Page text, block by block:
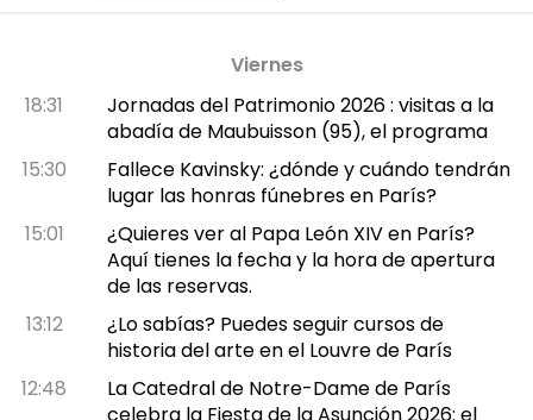
Viernes
18:31
Jornadas del Patrimonio 2026 : visitas a la
abadía de Maubuisson (95), el programa
15:30
Fallece Kavinsky: ¿dónde y cuándo tendrán
lugar las honras fúnebres en París?
15:01
¿Quieres ver al Papa León XIV en París?
Aquí tienes la fecha y la hora de apertura
de las reservas.
13:12
¿Lo sabías? Puedes seguir cursos de
historia del arte en el Louvre de París
12:48
La Catedral de Notre-Dame de París
celebra la Fiesta de la Asunción 2026: el